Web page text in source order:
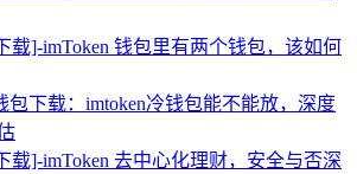
载]-imToken 钱包里有两个钱包，该如何
包下载：imtoken冷钱包能不能放，深度
载]-imToken 去中心化理财，安全与否深